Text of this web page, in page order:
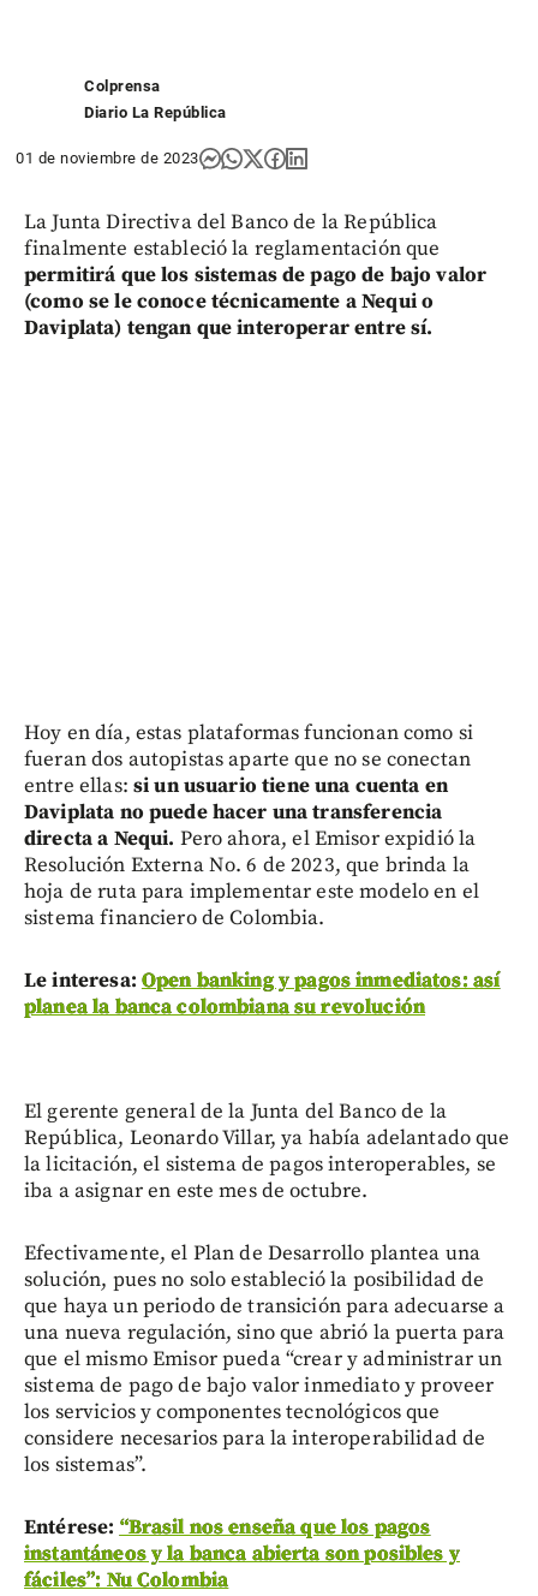
Colprensa
Diario La República
01 de noviembre de 2023
La Junta Directiva del Banco de la República
finalmente estableció la reglamentación que
permitirá que los sistemas de pago de bajo valor
(como se le conoce técnicamente a Nequi o
Daviplata) tengan que interoperar entre sí.
Hoy en día, estas plataformas funcionan como si
fueran dos autopistas aparte que no se conectan
entre ellas: si un usuario tiene una cuenta en
Daviplata no puede hacer una transferencia
directa a Nequi. Pero ahora, el Emisor expidió la
Resolución Externa No. 6 de 2023, que brinda la
hoja de ruta para implementar este modelo en el
sistema financiero de Colombia.
Le interesa: Open banking y pagos inmediatos: así
planea la banca colombiana su revolución
El gerente general de la Junta del Banco de la
República, Leonardo Villar, ya había adelantado que
la licitación, el sistema de pagos interoperables, se
iba a asignar en este mes de octubre.
Efectivamente, el Plan de Desarrollo plantea una
solución, pues no solo estableció la posibilidad de
que haya un periodo de transición para adecuarse a
una nueva regulación, sino que abrió la puerta para
que el mismo Emisor pueda “crear y administrar un
sistema de pago de bajo valor inmediato y proveer
los servicios y componentes tecnológicos que
considere necesarios para la interoperabilidad de
los sistemas”.
Entérese: “Brasil nos enseña que los pagos
instantáneos y la banca abierta son posibles y
fáciles”: Nu Colombia